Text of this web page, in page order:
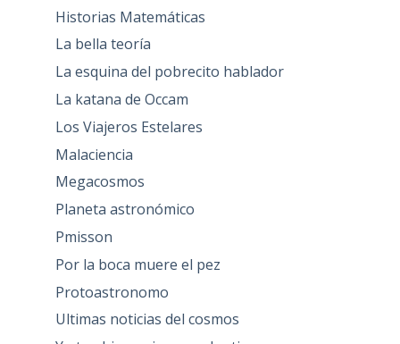
Historias Matemáticas
La bella teoría
La esquina del pobrecito hablador
La katana de Occam
Los Viajeros Estelares
Malaciencia
Megacosmos
Planeta astronómico
Pmisson
Por la boca muere el pez
Protoastronomo
Ultimas noticias del cosmos